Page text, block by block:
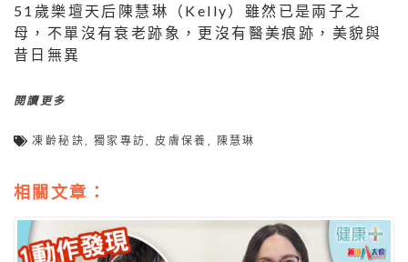
51歲樂壇天后陳慧琳（Kelly）雖然已是兩子之
母，不單沒有衰老跡象，更沒有醫美痕跡，美貌與
昔日無異
閱讀更多
凍齡秘訣 獨家專訪 皮膚保養 陳慧琳
相關文章：